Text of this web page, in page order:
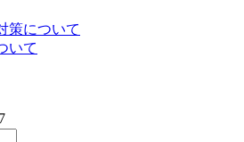
策について
いて